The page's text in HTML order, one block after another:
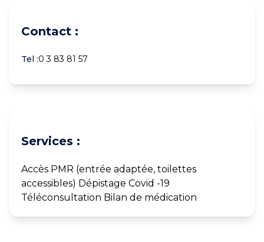
Contact :
Tel :0 3 83 81 57
Services :
Accès PMR (entrée adaptée, toilettes
accessibles) Dépistage Covid -19
Téléconsultation Bilan de médication